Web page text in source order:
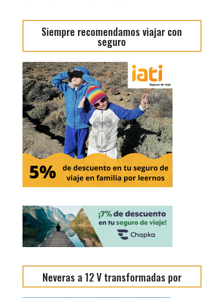
Siempre recomendamos viajar con
seguro
Neveras a 12 V transformadas por